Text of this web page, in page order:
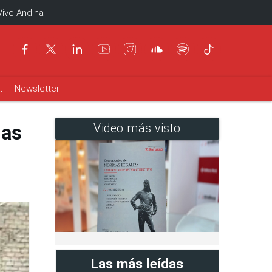
Andina
Newsletter
Video más visto
Las más leídas